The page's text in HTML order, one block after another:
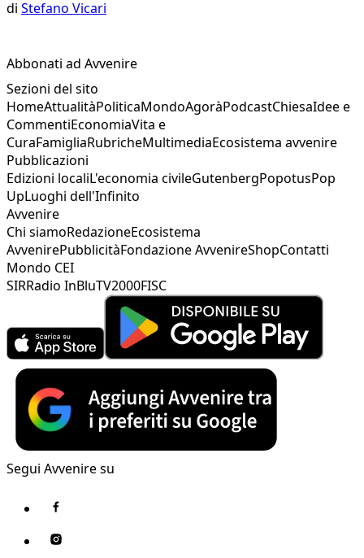
di Stefano Vicari
Abbonati ad Avvenire
Sezioni del sito
HomeAttualitàPoliticaMondoAgoràPodcastChiesaIdee e
CommentiEconomiaVita e
CuraFamigliaRubricheMultimediaEcosistema avvenire
Pubblicazioni
Edizioni localiL'economia civileGutenbergPopotusPop
UpLuoghi dell'Infinito
Avvenire
Chi siamoRedazioneEcosistema
AvvenirePubblicitàFondazione AvvenireShopContatti
Mondo CEI
SIRRadio InBluTV2000FISC
Segui Avvenire su